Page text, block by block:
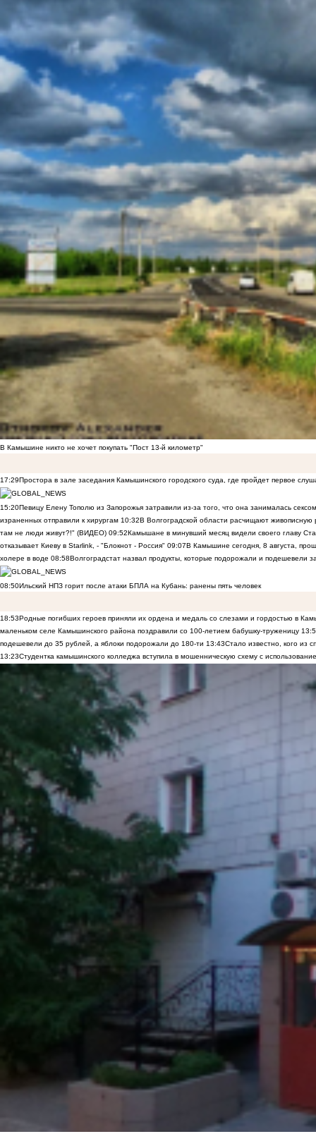
В Камышине никто не хочет покупать "Пост 13-й километр"
17:29Простора в зале заседания Камышинского городского суда, где пройдет первое
15:20Певицу Елену Тополю из Запорожья затравили из-за того, что она занималась
израненных отправили к хирургам 10:32В Волгоградской области расчищают
там не люди живут?!" (ВИДЕО) 09:52Камышане в минувший месяц видели своего главу
отказывает Киеву в Starlink, - "Блокнот - Россия" 09:07В Камышине сегодня, 8 августа,
холере в воде 08:58Волгоградстат назвал продукты, которые подорожали и подешевели
08:50Ильский НПЗ горит после атаки БПЛА на Кубань: ранены пять человек
18:53Родные погибших героев приняли их ордена и медаль со слезами и гордостью в
маленьком селе Камышинского района поздравили со 100-летием бабушку-труженицу
подешевели до 35 рублей, а яблоки подорожали до 180-ти 13:43Стало известно, кого из
13:23Студентка камышинского колледжа вступила в мошенническую схему с